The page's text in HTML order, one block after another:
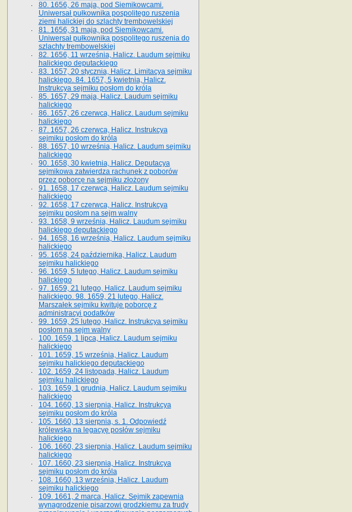
80. 1656, 26 maja, pod Siemikowcami.
Uniwersał pułkownika pospolitego ruszenia
ziemi halickiej do szlachty trembowelskiej
81. 1656, 31 maja, pod Siemikowcami.
Uniwersał pułkownika pospolitego ruszenia do
szlachty trembowelskiej
82. 1656, 11 września, Halicz. Laudum sejmiku
halickiego deputackiego
83. 1657, 20 stycznia, Halicz. Limitacya sejmiku
halickiego. 84. 1657, 5 kwietnia, Halicz.
Instrukcya sejmiku posłom do króla
85. 1657, 29 maja, Halicz. Laudum sejmiku
halickiego
86. 1657, 26 czerwca, Halicz. Laudum sejmiku
halickiego
87. 1657, 26 czerwca, Halicz. Instrukcya
sejmiku posłom do króla
88. 1657, 10 września, Halicz. Laudum sejmiku
halickiego
90. 1658, 30 kwietnia, Halicz. Deputacya
sejmikowa zatwierdza rachunek z poborów
przez poborcę na sejmiku złożony
91. 1658, 17 czerwca, Halicz. Laudum sejmiku
halickiego
92. 1658, 17 czerwca, Halicz. Instrukcya
sejmiku posłom na sejm walny
93. 1658, 9 września, Halicz. Laudum sejmiku
halickiego deputackiego
94. 1658, 16 września, Halicz. Laudum sejmiku
halickiego
95. 1658, 24 października, Halicz. Laudum
sejmiku halickiego
96. 1659, 5 lutego, Halicz. Laudum sejmiku
halickiego
97. 1659, 21 lutego, Halicz. Laudum sejmiku
halickiego. 98. 1659, 21 lutego, Halicz.
Marszałek sejmiku kwituje poborcę z
administracyi podatków
99. 1659, 25 lutego, Halicz. Instrukcya sejmiku
posłom na sejm walny
100. 1659, 1 lipca, Halicz. Laudum sejmiku
halickiego
101. 1659, 15 września, Halicz. Laudum
sejmiku halickiego deputackiego
102. 1659, 24 listopada, Halicz. Laudum
sejmiku halickiego
103. 1659, 1 grudnia, Halicz. Laudum sejmiku
halickiego
104. 1660, 13 sierpnia, Halicz. Instrukcya
sejmiku posłom do króla
105. 1660, 13 sierpnia, s. 1. Odpowiedź
królewska na legacyę posłów sejmiku
halickiego
106. 1660, 23 sierpnia, Halicz. Laudum sejmiku
halickiego
107. 1660, 23 sierpnia, Halicz. Instrukcya
sejmiku posłom do króla
108. 1660, 13 września, Halicz. Laudum
sejmiku halickiego
109. 1661, 2 marca, Halicz. Sejmik zapewnia
wynagrodzenie pisarzowi grodzkiemu za trudy